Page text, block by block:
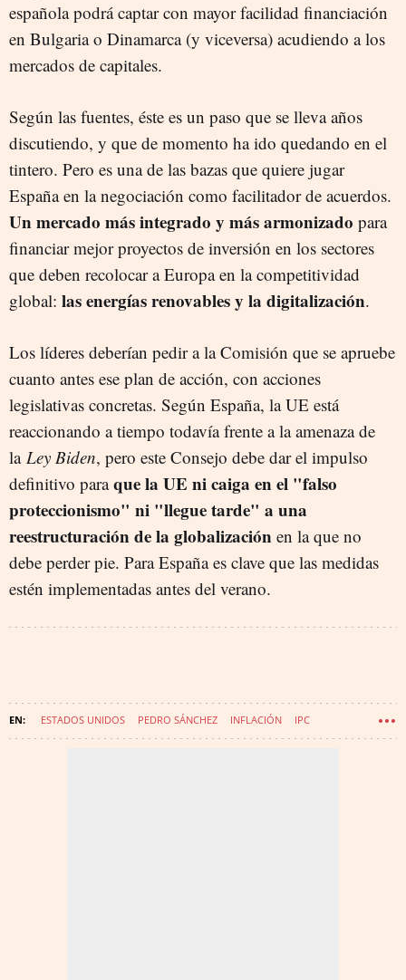
española podrá captar con mayor facilidad financiación
en Bulgaria o Dinamarca (y viceversa) acudiendo a los
mercados de capitales.
Según las fuentes, éste es un paso que se lleva años
discutiendo, y que de momento ha ido quedando en el
tintero. Pero es una de las bazas que quiere jugar
España en la negociación como facilitador de acuerdos.
Un mercado más integrado y más armonizado para
financiar mejor proyectos de inversión en los sectores
que deben recolocar a Europa en la competitividad
global: las energías renovables y la digitalización.
Los líderes deberían pedir a la Comisión que se apruebe
cuanto antes ese plan de acción, con acciones
legislativas concretas. Según España, la UE está
reaccionando a tiempo todavía frente a la amenaza de
la Ley Biden, pero este Consejo debe dar el impulso
definitivo paraque la UE ni caiga en el "falso
proteccionismo" ni "llegue tarde" a una
reestructuración de la globalización en la que no
debe perder pie. Para España es clave que las medidas
estén implementadas antes del verano.
ESTADOS UNIDOS PEDRO SÁNCHEZ INFLACIÓN IPC